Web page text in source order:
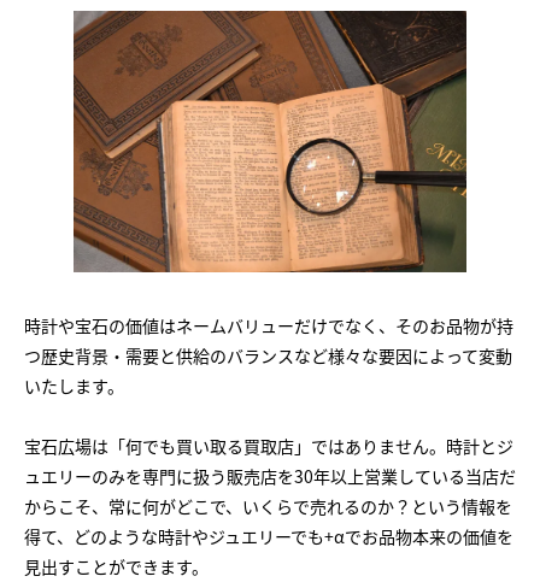
時計や宝石の価値はネームバリューだけでなく、そのお品物が持
つ歴史背景・需要と供給のバランスなど様々な要因によって変動
いたします。
宝石広場は「何でも買い取る買取店」ではありません。時計とジ
ュエリーのみを専門に扱う販売店を30年以上営業している当店だ
からこそ、常に何がどこで、いくらで売れるのか？という情報を
得て、どのような時計やジュエリーでも+αでお品物本来の価値を
見出すことができます。